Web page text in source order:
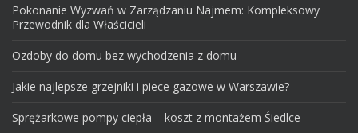
Pokonanie Wyzwań w Zarządzaniu Najmem: Kompleksowy
Przewodnik dla Właścicieli
Ozdoby do domu bez wychodzenia z domu
Jakie najlepsze grzejniki i piece gazowe w Warszawie?
Sprężarkowe pompy ciepła – koszt z montażem Śiedlce